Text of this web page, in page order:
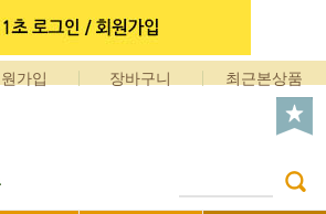
가입 장바구니 최근본상품